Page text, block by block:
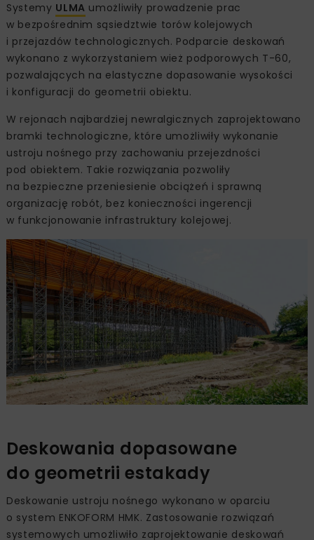
Systemy ULMA umożliwiły prowadzenie prac
w bezpośrednim sąsiedztwie torów kolejowych
i przejazdów technologicznych. Podparcie deskowań
wykonano z wykorzystaniem wież podporowych T-60,
pozwalających na elastyczne dopasowanie wysokości
i konfiguracji do geometrii obiektu.
W rejonach najbardziej newralgicznych zaprojektowano
bramki technologiczne, które umożliwiły wykonanie
ustroju nośnego przy zachowaniu przejezdności
pod obiektem. Takie rozwiązania pozwoliły
na bezpieczne przeniesienie obciążeń i sprawną
organizację robót, bez konieczności ingerencji
w funkcjonowanie infrastruktury kolejowej.
Deskowania dopasowane
do geometrii estakady
Deskowanie ustroju nośnego wykonano w oparciu
o system ENKOFORM HMK. Zastosowanie rozwiązań
systemowych umożliwiło zaprojektowanie deskowań